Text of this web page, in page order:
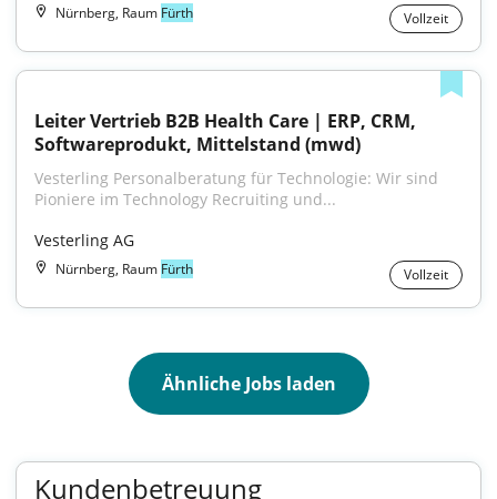
Nürnberg, Raum Fürth Vollzeit
Leiter Vertrieb B2B Health Care | ERP, CRM,
Softwareprodukt, Mittelstand (mwd)
Vesterling Personalberatung für Technologie: Wir sind
Pioniere im Technology Recruiting und...
Vesterling AG
Nürnberg, Raum Fürth Vollzeit
Ähnliche Jobs laden
Kundenbetreuung